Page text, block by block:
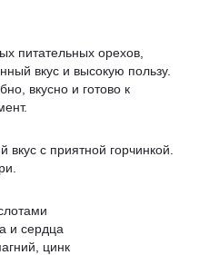
питательных орехов,
вкус и высокую пользу.
вкусно и готово к
с приятной горчинкой.
и сердца
цинк